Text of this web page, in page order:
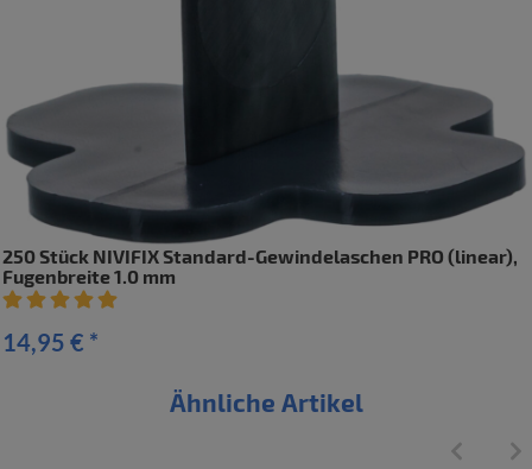
250 Stück NIVIFIX Standard-Gewindelaschen PRO (linear),
Fugenbreite 1.0 mm
Artikelbewertung: 5 von 5 Sterne
14,95 € *
Ähnliche Artikel